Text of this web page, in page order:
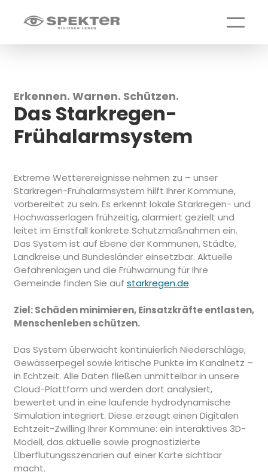
Menü
Erkennen. Warnen. Schützen.
Das Starkregen-
Frühalarmsystem
Extreme Wetterereignisse nehmen zu – unser
Starkregen-Frühalarmsystem hilft Ihrer Kommune,
vorbereitet zu sein. Es erkennt lokale Starkregen- und
Hochwasserlagen frühzeitig, alarmiert gezielt und
leitet im Ernstfall konkrete Schutzmaßnahmen ein.
Das System ist auf Ebene der Kommunen, Städte,
Landkreise und Bundesländer einsetzbar. Aktuelle
Gefahrenlagen und die Frühwarnung für Ihre
Gemeinde finden Sie auf starkregen.de.
Ziel: Schäden minimieren, Einsatzkräfte entlasten,
Menschenleben schützen.
Das System überwacht kontinuierlich Niederschläge,
Gewässerpegel sowie kritische Punkte im Kanalnetz –
in Echtzeit. Alle Daten fließen unmittelbar in unsere
Cloud-Plattform und werden dort analysiert,
bewertet und in eine laufende hydrodynamische
Simulation integriert. Diese erzeugt einen Digitalen
Echtzeit-Zwilling Ihrer Kommune: ein interaktives 3D-
Modell, das aktuelle sowie prognostizierte
Überflutungsszenarien auf einer Karte sichtbar
macht.